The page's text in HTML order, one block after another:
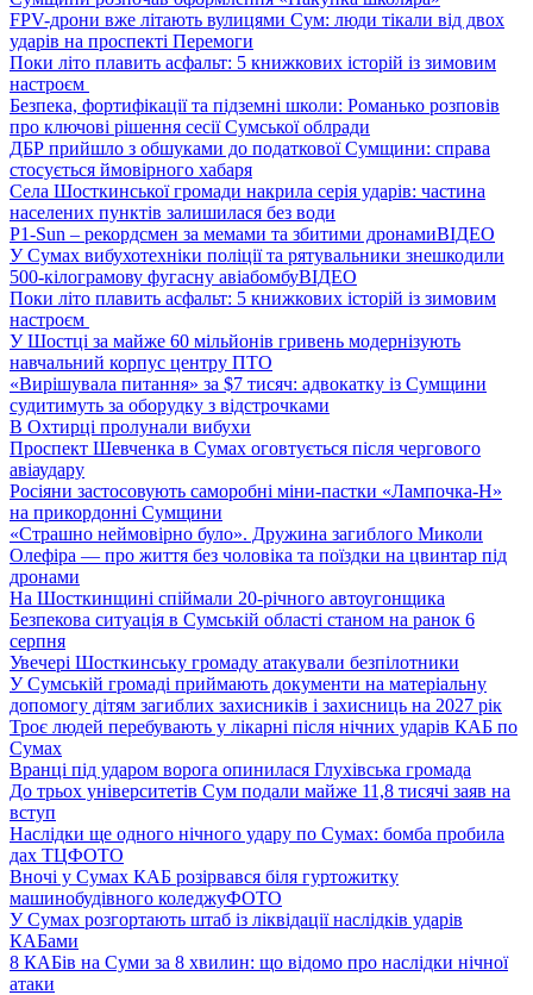
FPV-дрони вже літають вулицями Сум: люди тікали від двох
ударів на проспекті Перемоги
Поки літо плавить асфальт: 5 книжкових історій із зимовим
настроєм
Безпека, фортифікації та підземні школи: Романько розповів
про ключові рішення сесії Сумської облради
ДБР прийшло з обшуками до податкової Сумщини: справа
стосується ймовірного хабаря
Села Шосткинської громади накрила серія ударів: частина
населених пунктів залишилася без води
P1-Sun – рекордсмен за мемами та збитими дронамиВІДЕО
У Сумах вибухотехніки поліції та рятувальники знешкодили
500-кілограмову фугасну авіабомбуВІДЕО
Поки літо плавить асфальт: 5 книжкових історій із зимовим
настроєм
У Шостці за майже 60 мільйонів гривень модернізують
навчальний корпус центру ПТО
«Вирішувала питання» за $7 тисяч: адвокатку із Сумщини
судитимуть за оборудку з відстрочками
В Охтирці пролунали вибухи
Проспект Шевченка в Сумах оговтується після чергового
авіаудару
Росіяни застосовують саморобні міни-пастки «Лампочка-Н»
на прикордонні Сумщини
«Страшно неймовірно було». Дружина загиблого Миколи
Олефіра — про життя без чоловіка та поїздки на цвинтар під
дронами
На Шосткинщині спіймали 20-річного автоугонщика
Безпекова ситуація в Сумській області станом на ранок 6
серпня
Увечері Шосткинську громаду атакували безпілотники
У Сумській громаді приймають документи на матеріальну
допомогу дітям загиблих захисників і захисниць на 2027 рік
Троє людей перебувають у лікарні після нічних ударів КАБ по
Сумах
Вранці під ударом ворога опинилася Глухівська громада
До трьох університетів Сум подали майже 11,8 тисячі заяв на
вступ
Наслідки ще одного нічного удару по Сумах: бомба пробила
дах ТЦФОТО
Вночі у Сумах КАБ розірвався біля гуртожитку
машинобудівного коледжуФОТО
У Сумах розгортають штаб із ліквідації наслідків ударів
КАБами
8 КАБів на Суми за 8 хвилин: що відомо про наслідки нічної
атаки